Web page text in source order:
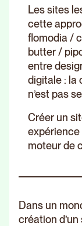
Les sites
cette
flomodia /
butter /
entre
digitale : la
n’est pas
Créer un
moteur de
Dans un
création